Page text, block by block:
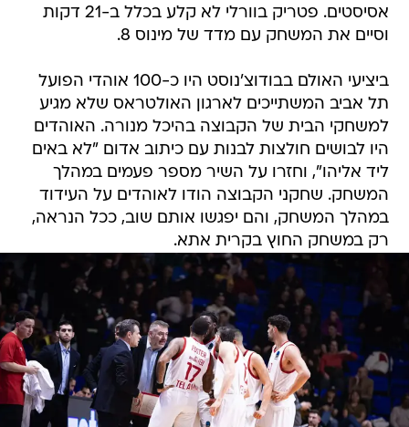
אסיסטים. פטריק בוורלי לא קלע בכלל ב-21 דקות
וסיים את המשחק עם מדד של מינוס 8.
ביציעי האולם בבודוצ'נוסט היו כ-100 אוהדי הפועל
תל אביב המשתייכים לארגון האולטראס שלא מגיע
למשחקי הבית של הקבוצה בהיכל מנורה. האוהדים
היו לבושים חולצות לבנות עם כיתוב אדום "לא באים
ליד אליהו", וחזרו על השיר מספר פעמים במהלך
המשחק. שחקני הקבוצה הודו לאוהדים על העידוד
במהלך המשחק, והם יפגשו אותם שוב, ככל הנראה,
רק במשחק החוץ בקרית אתא.